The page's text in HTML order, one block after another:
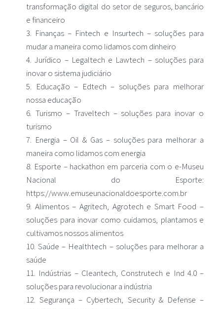
transformação digital do setor de seguros, bancário
e financeiro
Finanças – Fintech e Insurtech – soluções para
mudar a maneira como lidamos com dinheiro
Jurídico – Legaltech e Lawtech – soluções para
inovar o sistema judiciário
Educação – Edtech – soluções para melhorar
nossa educação
Turismo – Traveltech – soluções para inovar o
turismo
Energia – Oil & Gas – soluções para melhorar a
maneira como lidamos com energia
Esporte – hackathon em parceria com o e-Museu
Nacional do Esporte:
https://www.emuseunacionaldoesporte.com.br
Alimentos – Agritech, Agrotech e Smart Food –
soluções para inovar como cuidamos, plantamos e
cultivamos nossos alimentos
Saúde – Healthtech – soluções para melhorar a
saúde
Indústrias – Cleantech, Construtech e Ind 4.0 –
soluções para revolucionar a indústria
Segurança – Cybertech, Security & Defense –